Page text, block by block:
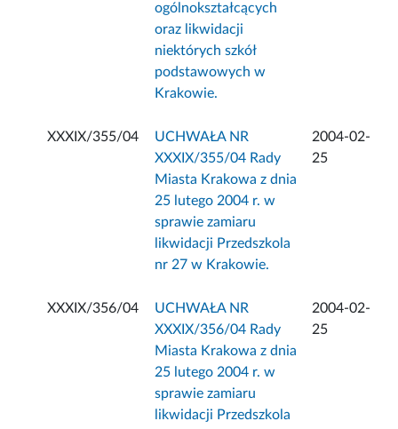
ogólnokształcących
oraz likwidacji
niektórych szkół
podstawowych w
Krakowie.
XXXIX/355/04
UCHWAŁA NR
XXXIX/355/04 Rady
Miasta Krakowa z dnia
25 lutego 2004 r. w
sprawie zamiaru
likwidacji Przedszkola
nr 27 w Krakowie.
2004-02-
25
XXXIX/356/04
UCHWAŁA NR
XXXIX/356/04 Rady
Miasta Krakowa z dnia
25 lutego 2004 r. w
sprawie zamiaru
likwidacji Przedszkola
2004-02-
25